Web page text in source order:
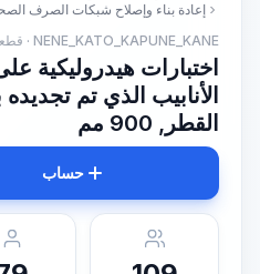
إعادة بناء وإصلاح شبكات الصرف
NENE_KATO_KAPUNE_KANE · قطعة أرض
اختبارات هيدروليكية
الأنابيب الذي تم
القطر, 900 مم
حساب